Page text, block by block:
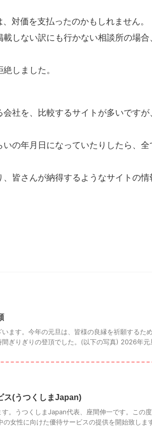
対価を支払ったのかもしれません。
しない訳にも行かない相談所の場
しました。
社を、比較するサイトが多いです
の年月日になっていたりしたら、
皆さんが納得するようなサイトの情
ます。今年の元旦は、皆様の良縁を祈願するた
間ぎりぎりの登頂でした。(以下の写真) 2026年
ス(うつくしまJapan)
。うつくしまJapan代表、座間伸一です。この
の女性に向けた優待サービスの提供を開始致しま